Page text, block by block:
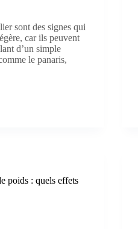
sont des signes qui
car ils peuvent
d’un simple
le panaris,
poids : quels effets